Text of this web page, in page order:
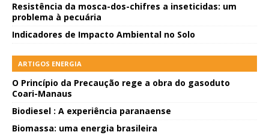
Resistência da mosca-dos-chifres a inseticidas: um
problema à pecuária
Indicadores de Impacto Ambiental no Solo
ARTIGOS ENERGIA
O Princípio da Precaução rege a obra do gasoduto
Coari-Manaus
Biodiesel : A experiência paranaense
Biomassa: uma energia brasileira